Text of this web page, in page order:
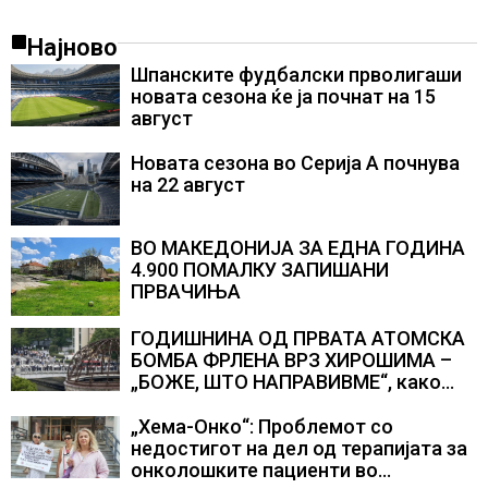
Најново
Шпанските фудбалски прволигаши
новата сезона ќе ја почнат на 15
август
Новата сезона во Серија А почнува
на 22 август
ВО МАКЕДОНИЈА ЗА ЕДНА ГОДИНА
4.900 ПОМАЛКУ ЗАПИШАНИ
ПРВАЧИЊА
ГОДИШНИНА ОД ПРВАТА АТОМСКА
БОМБА ФРЛЕНА ВРЗ ХИРОШИМА –
„БОЖЕ, ШТО НАПРАВИВМЕ“, како
Геј“ и учесниците во
бомбардирањето го доживуваа овој
настан што го промени текот на
„Хема-Онко“: Проблемот со
недостигот на дел од терапијата за
онколошките пациенти во